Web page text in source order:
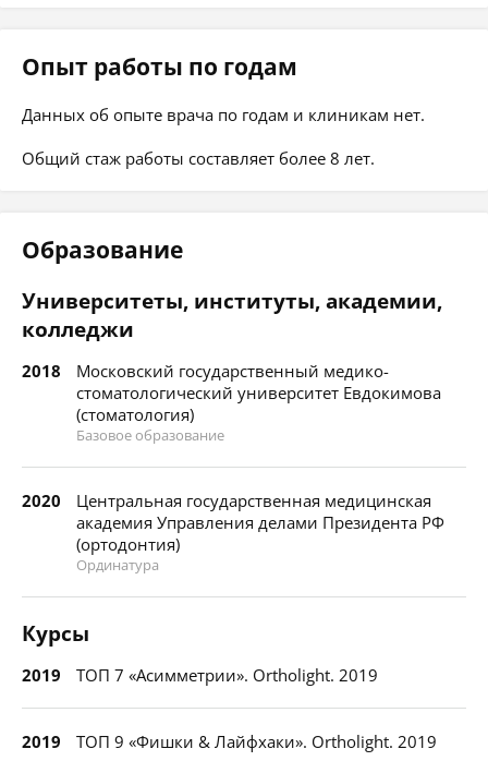
Опыт работы по годам
Данных об опыте врача по годам и клиникам нет.
Общий стаж работы составляет более 8 лет.
Образование
Университеты, институты, академии,
колледжи
2018
Московский государственный медико-
стоматологический университет Евдокимова
(стоматология)
Базовое образование
2020
Центральная государственная медицинская
академия Управления делами Президента РФ
(ортодонтия)
Ординатура
Курсы
2019 ТОП 7 «Асимметрии». Ortholight. 2019
2019 ТОП 9 «Фишки & Лайфхаки». Ortholight. 2019